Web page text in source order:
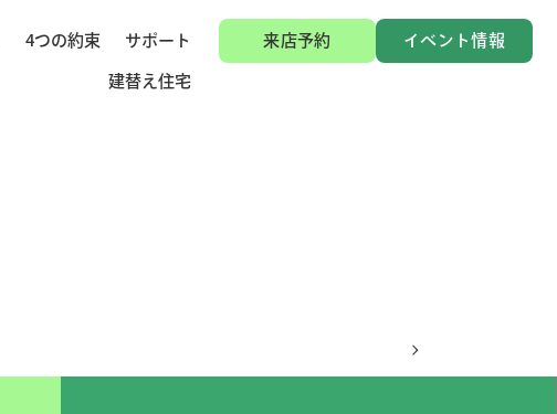
4つの約束 サポート
建替え住宅
来店予約 イベント情報